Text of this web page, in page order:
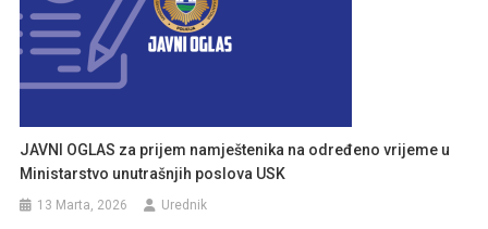
JAVNI OGLAS za prijem namještenika na određeno vrijeme u
Ministarstvo unutrašnjih poslova USK
13 Marta, 2026 Urednik